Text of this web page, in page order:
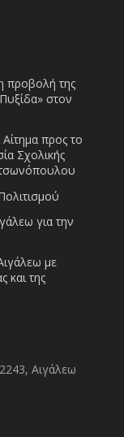
προβολή της
στον
προς το
Σχολικής
για την
με
και της
Αιγάλεω